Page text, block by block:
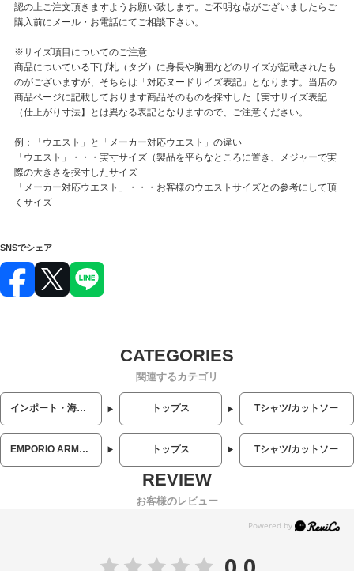
認の上ご注文頂きますようお願い致します。ご不明な点がございましたらご
購入前にメール・お電話にてご相談下さい。
※サイズ項目についてのご注意
商品についている下げ札（タグ）に身長や胸囲などのサイズが記載されたも
のがございますが、そちらは「対応ヌードサイズ表記」となります。当店の
商品ページに記載しております商品そのものを採寸した【実寸サイズ表記
（仕上がり寸法】とは異なる表記となりますので、ご注意ください。
例：「ウエスト」と「メーカー対応ウエスト」の違い
「ウエスト」・・・実寸サイズ（製品を平らなところに置き、メジャーで実
際の大きさを採寸したサイズ
「メーカー対応ウエスト」・・・お客様のウエストサイズとの参考にして頂
くサイズ
SNSでシェア
関連するカテゴリ
インポート・海外人気ブランド トップス Tシャツ/カットソー
EMPORIO ARMANI (エンポリオアルマーニ) トップス Tシャツ/カットソー
お客様のレビュー